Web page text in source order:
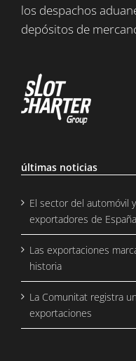
los despachos
depósitos de
últimas noticias
El sector del automóvil
exportadores de España
Las exportaciones
historia
La Comunitat registra
exportaciones